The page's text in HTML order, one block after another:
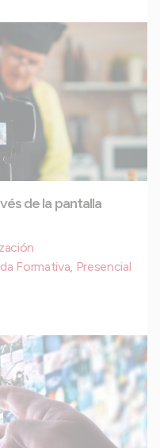
de la pantalla
Formativa Presencial